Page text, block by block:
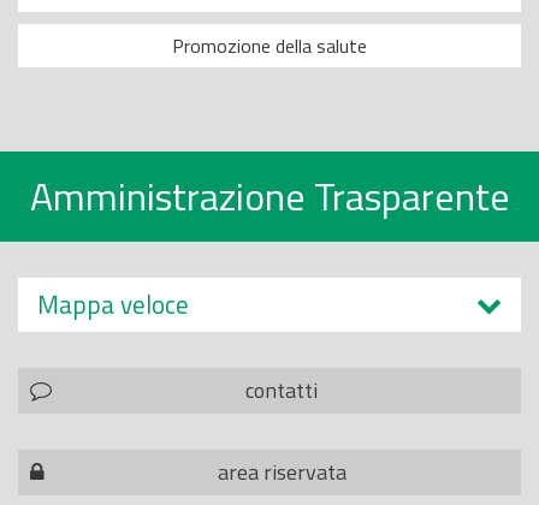
Promozione della salute
Amministrazione Trasparente
Mappa veloce
contatti
area riservata